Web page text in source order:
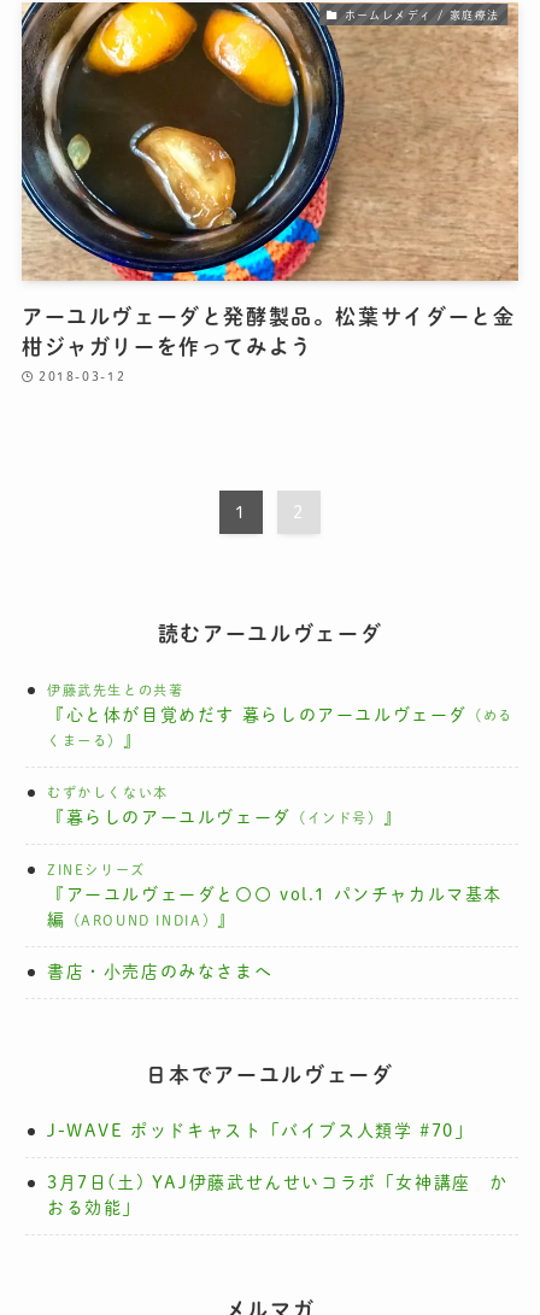
ホームレメディ / 家庭療法
アーユルヴェーダと発酵製品。松葉サイダーと金
柑ジャガリーを作ってみよう
2018-03-12
1 2
読むアーユルヴェーダ
伊藤武先生との共著
『心と体が目覚めだす 暮らしのアーユルヴェーダ
（める
くまーる）
』
むずかしくない本
『暮らしのアーユルヴェーダ （インド号） 』
ZINEシリーズ
『アーユルヴェーダと〇〇 vol.1 パンチャカルマ基本
編
（AROUND INDIA） 』
書店・小売店のみなさまへ
日本でアーユルヴェーダ
J-WAVE ポッドキャスト「バイブス人類学 #70」
3月7日(土) YAJ伊藤武せんせいコラボ「女神講座 か
おる効能」
メルマガ